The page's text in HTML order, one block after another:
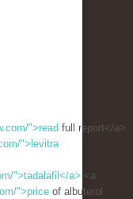
">read full report</a>
">levitra
">tadalafil</a> <a
">price of albuterol